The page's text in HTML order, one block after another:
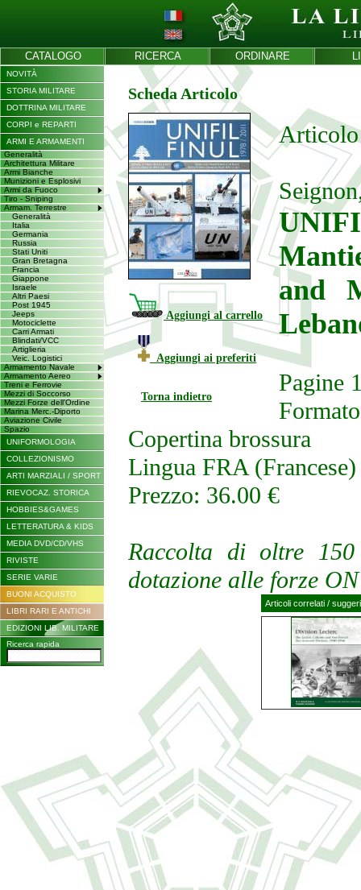
CATALOGO RICERCA ORDINARE
NOVITÀ
STORIA MILITARE
DOTTRINA MILITARE
CORPI e REPARTI
ARMI E ARMAMENTI
Generalità
Architettura Militare
Armi Bianche
Munizioni e Esplosivi
Armi da Fuoco
Tiro - Sniping
Armam. Terrestre
Generalità
Italia
Germania
Russia
Stati Uniti
Gran Bretagna
Francia
Giappone
Israele
Altri Paesi
Post 1945
Jeeps
Motociclette
Carri Armati
Blindati/VCC
Artiglieria
Veic. Logistici
Armamento Navale
Armamento Aereo
Treni e Ferrovie
Mezzi di Soccorso
Mezzi Forze dell'Ordine
Marina Merc.-Diporto
Aviazione Civile
Spazio
UNIFORMOLOGIA
COLLEZIONISMO
ARTI MARZIALI / SPORT
RIEVOCAZ. STORICA
HOBBIES&GAMES
LETTERATURA & KIDS
MEDIA DVD/CD/VHS
RIVISTE
SERIE VARIE
BUONI ACQUISTO
LIBRI RARI E ANTICHI
EDIZIONI LIB. MILITARE
Ricerca rapida
Scheda Articolo
Aggiungi al carrello
Aggiungi ai preferiti
Torna indietro
Articolo
and
Pagine
Copertina brossura
Lingua FRA
Prezzo: 36.00 €
Raccolta di oltre
dotazione alle forze
Articoli correlati /